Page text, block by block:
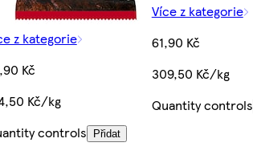
z kategorie
Kč
Kč/kg
controls
Přidat
Více z kategorie
61,90 Kč
309,50 Kč/kg
Quantity controls